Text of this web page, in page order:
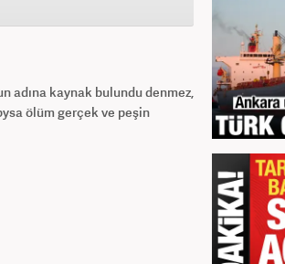
adına kaynak bulundu denmez,
ölüm gerçek ve peşin